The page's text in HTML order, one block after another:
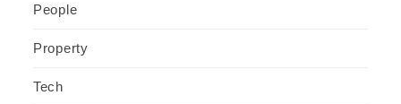
People
Property
Tech